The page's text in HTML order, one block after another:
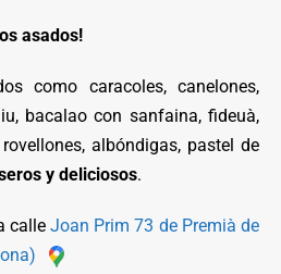
asados!
como caracoles, canelones,
bacalao con sanfaina, fideuà,
albóndigas, pastel de
y deliciosos.
calle Joan Prim 73 de Premià de